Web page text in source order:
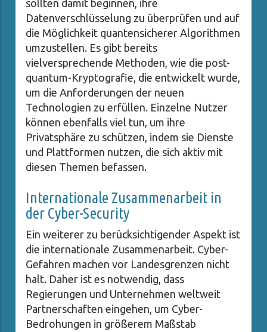
sollten damit beginnen, ihre
Datenverschlüsselung zu überprüfen und auf
die Möglichkeit quantensicherer Algorithmen
umzustellen. Es gibt bereits
vielversprechende Methoden, wie die post-
quantum-Kryptografie, die entwickelt wurde,
um die Anforderungen der neuen
Technologien zu erfüllen. Einzelne Nutzer
können ebenfalls viel tun, um ihre
Privatsphäre zu schützen, indem sie Dienste
und Plattformen nutzen, die sich aktiv mit
diesen Themen befassen.
Internationale Zusammenarbeit in
der Cyber-Security
Ein weiterer zu berücksichtigender Aspekt ist
die internationale Zusammenarbeit. Cyber-
Gefahren machen vor Landesgrenzen nicht
halt. Daher ist es notwendig, dass
Regierungen und Unternehmen weltweit
Partnerschaften eingehen, um Cyber-
Bedrohungen in größerem Maßstab